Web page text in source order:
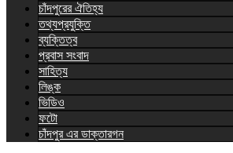
চাঁদপুরের ঐতিহ্য
তথ্যপ্রযুক্তি
ব্যক্তিত্ব
প্রবাস সংবাদ
সাহিত্য
লিঙ্ক
ভিডিও
ফটো
চাঁদপুর এর ডাক্তারগন